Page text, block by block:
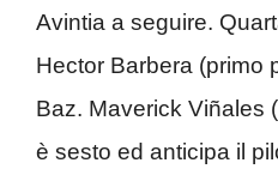
Avintia a seguire.
Hector Barbera (primo
Baz. Maverick Viñales
è sesto ed anticipa il